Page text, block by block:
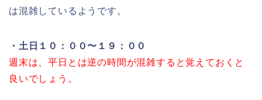
は混雑しているようです。
・土日１０：００〜１９：００
週末は、平日とは逆の時間が混雑すると覚えておくと
良いでしょう。